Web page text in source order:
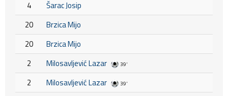
4
Šarac Josip
20
Brzica Mijo
20
Brzica Mijo
2
Milosavljević Lazar 39'
2 Milosavljević Lazar 39'